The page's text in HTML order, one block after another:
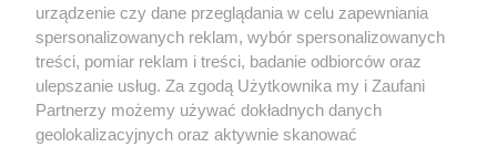
urządzenie czy dane przeglądania w celu zapewniania
spersonalizowanych reklam, wybór spersonalizowanych
treści, pomiar reklam i treści, badanie odbiorców oraz
ulepszanie usług. Za zgodą Użytkownika my i Zaufani
Partnerzy możemy używać dokładnych danych
geolokalizacyjnych oraz aktywnie skanować